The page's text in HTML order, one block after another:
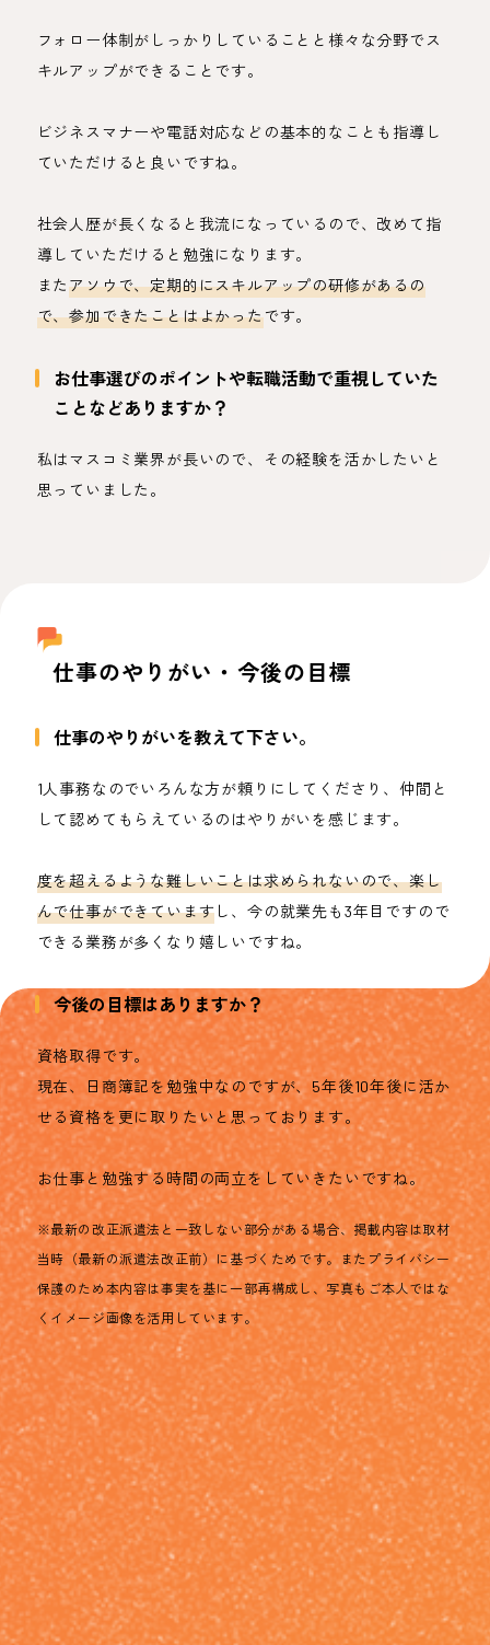
フォロー体制がしっかりしていることと様々な分野でス
キルアップができることです。
ビジネスマナーや電話対応などの基本的なことも指導し
ていただけると良いですね。
社会人歴が長くなると我流になっているので、改めて指
導していただけると勉強になります。
またアソウで、定期的にスキルアップの研修があるの
で、参加できたことはよかったです。
お仕事選びのポイントや転職活動で重視していた
ことなどありますか？
私はマスコミ業界が長いので、その経験を活かしたいと
思っていました。
仕事のやりがい・今後の目標
仕事のやりがいを教えて下さい。
1人事務なのでいろんな方が頼りにしてくださり、仲間と
して認めてもらえているのはやりがいを感じます。
度を超えるような難しいことは求められないので、楽し
んで仕事ができています し、今の就業先も3年目ですので
できる業務が多くなり嬉しいですね。
今後の目標はありますか？
資格取得です。
現在、日商簿記を勉強中なのですが、5年後10年後に活か
せる資格を更に取りたいと思っております。
お仕事と勉強する時間の両立をしていきたいですね。
※最新の改正派遣法と一致しない部分がある場合、掲載内容は取材
当時（最新の派遣法改正前）に基づくためです。またプライバシー
保護のため本内容は事実を基に一部再構成し、写真もご本人ではな
くイメージ画像を活用しています。